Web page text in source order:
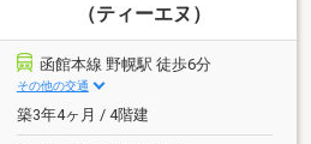
ティーエヌ）
函館本線 野幌駅 徒歩6分
その他の交通
築3年4ヶ月 / 4階建